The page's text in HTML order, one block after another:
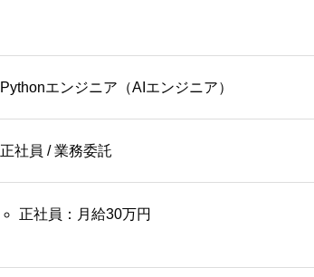
Pythonエンジニア（AIエンジニア）
正社員 / 業務委託
正社員：月給30万円